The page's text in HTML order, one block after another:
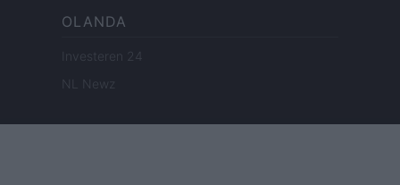
OLANDA
Investeren 24
NL Newz